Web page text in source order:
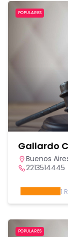
POPULARES
Gallardo
Buenos
2213514445
1
POPULARES